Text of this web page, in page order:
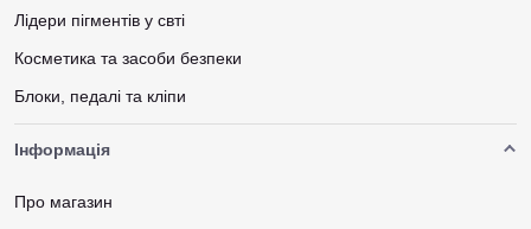
Лідери пігментів у свті
Косметика та засоби безпеки
Блоки, педалі та кліпи
Інформація
Про магазин